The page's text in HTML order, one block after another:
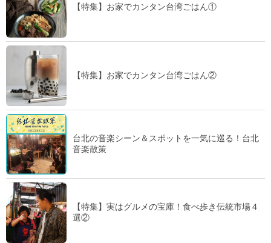
【特集】お家でカンタン台湾ごはん①
【特集】お家でカンタン台湾ごはん②
台北の音楽シーン＆スポットを一気に巡る！台北
音楽散策
【特集】実はグルメの宝庫！食べ歩き伝統市場４
選②